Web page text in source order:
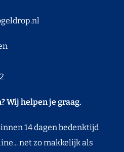
Wij helpen je graag.
14 dagen bedenktijd
net zo makkelijk als